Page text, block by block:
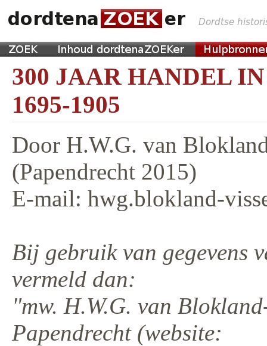
300 JAAR HANDEL
1695-1905
Door H.W.G. van
(Papendrecht 2015)
E-mail: hwg.blokland-
Bij gebruik van gegevens
vermeld dan:
"mw. H.W.G. van
Papendrecht (website: